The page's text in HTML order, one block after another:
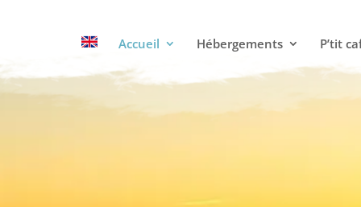
Accueil Hébergements P’tit